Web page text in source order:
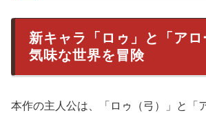
新キャラ「ロゥ」と「ア
気味な世界を冒険
本作の主人公は、「ロゥ（弓）」と「